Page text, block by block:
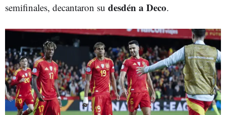
semifinales, decantaron su desdén a Deco.